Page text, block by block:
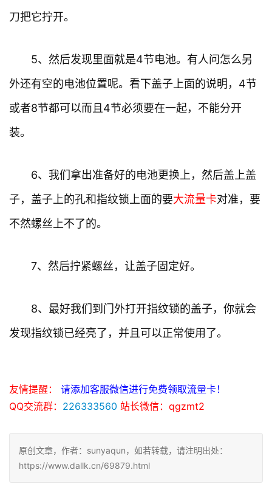
刀把它拧开。
5、然后发现里面就是4节电池。有人问怎么另
外还有空的电池位置呢。看下盖子上面的说明，4节
或者8节都可以而且4节必须要在一起，不能分开
装。
6、我们拿出准备好的电池更换上，然后盖上盖
子，盖子上的孔和指纹锁上面的要大流量卡对准，要
不然螺丝上不了的。
7、然后拧紧螺丝，让盖子固定好。
8、最好我们到门外打开指纹锁的盖子，你就会
发现指纹锁已经亮了，并且可以正常使用了。
友情提醒：
请添加客服微信进行免费领取流量卡！
QQ交流群： 226333560 站长微信：qgzmt2
原创文章，作者：sunyaqun，如若转载，请注明出处：
https://www.dallk.cn/69879.html